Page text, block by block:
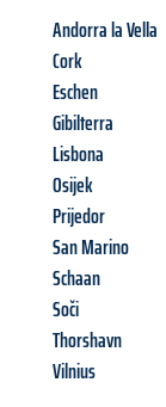
Andorra la Vella
Cork
Eschen
Gibilterra
Lisbona
Osijek
Prijedor
San Marino
Schaan
Soči
Thorshavn
Vilnius